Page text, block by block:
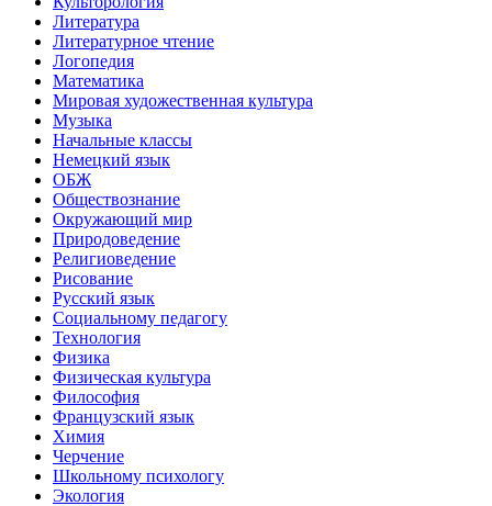
Литература
Литературное чтение
Логопедия
Математика
Мировая художественная культура
Музыка
Начальные классы
Немецкий язык
ОБЖ
Обществознание
Окружающий мир
Природоведение
Религиоведение
Рисование
Русский язык
Социальному педагогу
Технология
Физика
Физическая культура
Философия
Французский язык
Химия
Черчение
Школьному психологу
Экология